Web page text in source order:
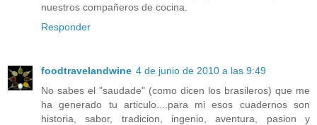
nuestros compañeros de cocina.
Responder
foodtravelandwine 4 de junio de 2010 a las 9:49
No sabes el "saudade" (como dicen los brasileros) que me
ha generado tu articulo....para mi esos cuadernos son
historia, sabor, tradicion, ingenio, aventura, pasion y